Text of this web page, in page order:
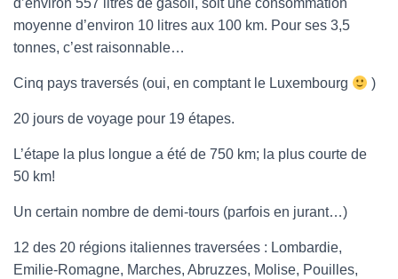
d’environ 557 litres de gasoil, soit une consommation
moyenne d’environ 10 litres aux 100 km. Pour ses 3,5
tonnes, c’est raisonnable…
Cinq pays traversés (oui, en comptant le Luxembourg )
20 jours de voyage pour 19 étapes.
L’étape la plus longue a été de 750 km; la plus courte de
50 km!
Un certain nombre de demi-tours (parfois en jurant…)
12 des 20 régions italiennes traversées : Lombardie,
Emilie-Romagne, Marches, Abruzzes, Molise, Pouilles,